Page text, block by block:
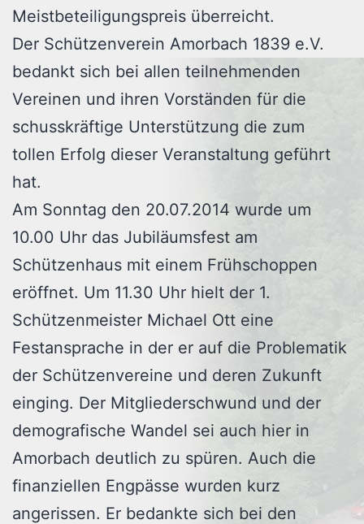
Meistbeteiligungspreis überreicht.
Der Schützenverein Amorbach 1839 e.V.
bedankt sich bei allen teilnehmenden
Vereinen und ihren Vorständen für die
schusskräftige Unterstützung die zum
tollen Erfolg dieser Veranstaltung geführt
hat.
Am Sonntag den 20.07.2014 wurde um
10.00 Uhr das Jubiläumsfest am
Schützenhaus mit einem Frühschoppen
eröffnet. Um 11.30 Uhr hielt der 1.
Schützenmeister Michael Ott eine
Festansprache in der er auf die Problematik
der Schützenvereine und deren Zukunft
einging. Der Mitgliederschwund und der
demografische Wandel sei auch hier in
Amorbach deutlich zu spüren. Auch die
finanziellen Engpässe wurden kurz
angerissen. Er bedankte sich bei den